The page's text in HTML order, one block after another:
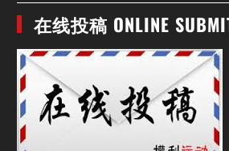
在线投稿 ONLINE